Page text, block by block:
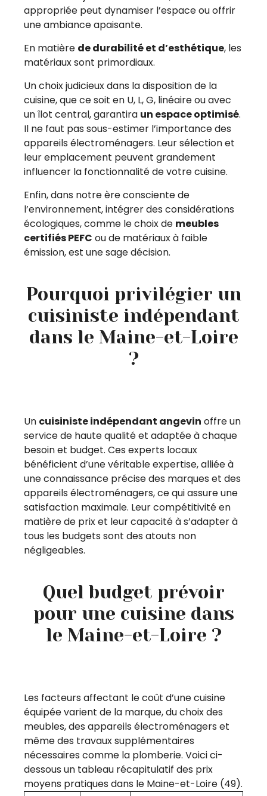
appropriée peut dynamiser l’espace ou offrir
une ambiance apaisante.
En matière de durabilité et d’esthétique, les
matériaux sont primordiaux.
Un choix judicieux dans la disposition de la
cuisine, que ce soit en U, L, G, linéaire ou avec
un îlot central, garantira un espace optimisé.
Il ne faut pas sous-estimer l’importance des
appareils électroménagers. Leur sélection et
leur emplacement peuvent grandement
influencer la fonctionnalité de votre cuisine.
Enfin, dans notre ère consciente de
l’environnement, intégrer des considérations
écologiques, comme le choix de meubles
certifiés PEFC ou de matériaux à faible
émission, est une sage décision.
Pourquoi privilégier un
cuisiniste indépendant
dans le Maine-et-Loire
?
Un cuisiniste indépendant angevin offre un
service de haute qualité et adaptée à chaque
besoin et budget. Ces experts locaux
bénéficient d’une véritable expertise, alliée à
une connaissance précise des marques et des
appareils électroménagers, ce qui assure une
satisfaction maximale. Leur compétitivité en
matière de prix et leur capacité à s’adapter à
tous les budgets sont des atouts non
négligeables.
Quel budget prévoir
pour une cuisine dans
le Maine-et-Loire ?
Les facteurs affectant le coût d’une cuisine
équipée varient de la marque, du choix des
meubles, des appareils électroménagers et
même des travaux supplémentaires
nécessaires comme la plomberie. Voici ci-
dessous un tableau récapitulatif des prix
moyens pratiques dans le Maine-et-Loire (49).